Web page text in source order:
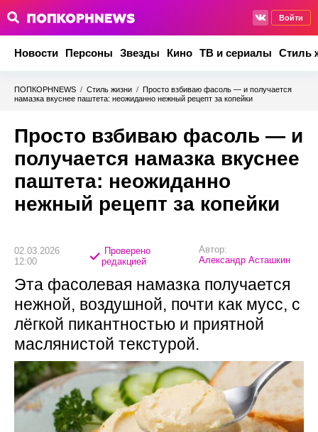
Войти
Новости Персоны Звезды Кино ТВ и сериалы Стиль
ПОПКОРНNEWS / Стиль жизни / Просто взбиваю фасоль — и получается
намазка вкуснее паштета: неожиданно нежный рецепт за копейки
Просто взбиваю фасоль — и
получается намазка вкуснее
паштета: неожиданно
нежный рецепт за копейки
02.03.2026
12:00
Проверено
редакцией
Автор:
Александр Асташкин
Эта фасолевая намазка получается
нежной, воздушной, почти как мусс, с
лёгкой пикантностью и приятной
маслянистой текстурой.